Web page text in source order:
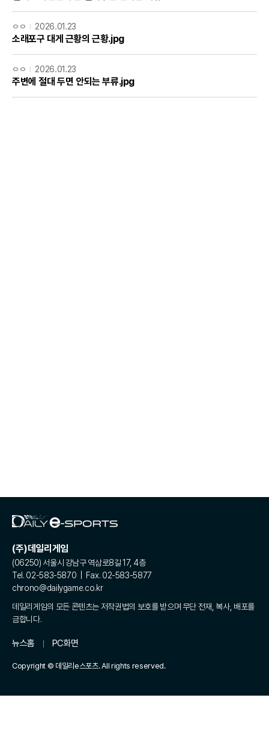
ㅇㅇ 2026.01.23
소래포구 대게 근황의 근황.jpg
ㅇㅇ 2026.01.23
주변에 절대 두면 안되는 부류.jpg
(주)데일리게임
(06250) 서울시 강남구 역삼로8길 17, 4층
Tel. 02-583-5870 | Fax. 02-583-5877
chrono@dailygame.co.kr
데일리게임의 모든 콘텐츠는 저작권법의 보호를 받으며 무단 전재, 복사, 배포를
금합니다.
뉴스홈 PC화면
Copyright © 데일리e스포츠. All rights reserved.